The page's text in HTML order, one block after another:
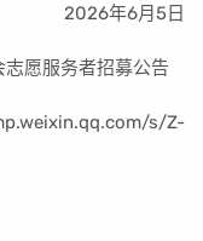
2026年6月5日
愿服务者招募公告
s/Z-